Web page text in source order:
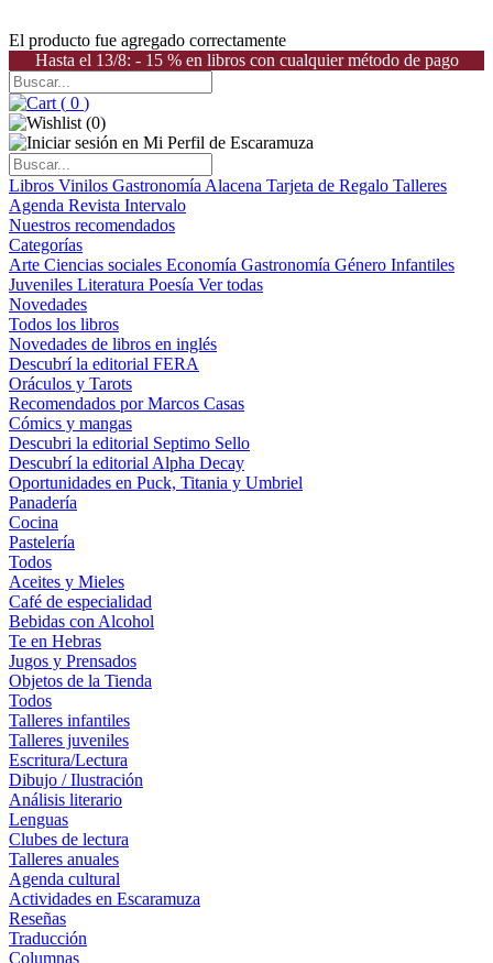
El producto fue agregado correctamente
Hasta el 13/8: - 15 % en libros con cualquier método de pago
( 0 )
(0)
Libros Vinilos Gastronomía Alacena Tarjeta de Regalo Talleres
Agenda Revista Intervalo
Nuestros recomendados
Categorías
Arte Ciencias sociales Economía Gastronomía Género Infantiles
Juveniles Literatura Poesía Ver todas
Novedades
Todos los libros
Novedades de libros en inglés
Descubrí la editorial FERA
Oráculos y Tarots
Recomendados por Marcos Casas
Cómics y mangas
Descubri la editorial Septimo Sello
Descubrí la editorial Alpha Decay
Oportunidades en Puck, Titania y Umbriel
Panadería
Cocina
Pastelería
Todos
Aceites y Mieles
Café de especialidad
Bebidas con Alcohol
Te en Hebras
Jugos y Prensados
Objetos de la Tienda
Todos
Talleres infantiles
Talleres juveniles
Escritura/Lectura
Dibujo / Ilustración
Análisis literario
Lenguas
Clubes de lectura
Talleres anuales
Agenda cultural
Actividades en Escaramuza
Reseñas
Traducción
Columnas